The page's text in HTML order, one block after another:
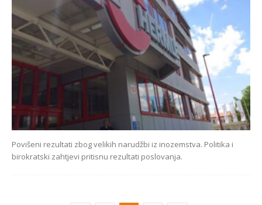
Povišeni rezultati zbog velikih narudžbi iz inozemstva. Politika i
birokratski zahtjevi pritisnu rezultati poslovanja.